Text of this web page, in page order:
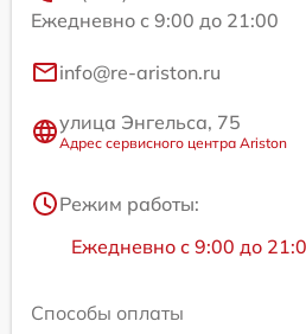
Ежедневно с 9:00 до 21:00
info@re-ariston.ru
улица Энгельса, 75
Адрес сервисного центра Ariston
Режим работы:
Ежедневно с 9:00 до
Способы оплаты